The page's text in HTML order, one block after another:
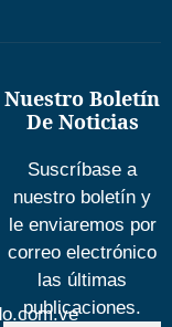
Nuestro Boletín
De Noticias
Suscríbase a
nuestro boletín y
le enviaremos por
correo electrónico
las últimas
publicaciones.